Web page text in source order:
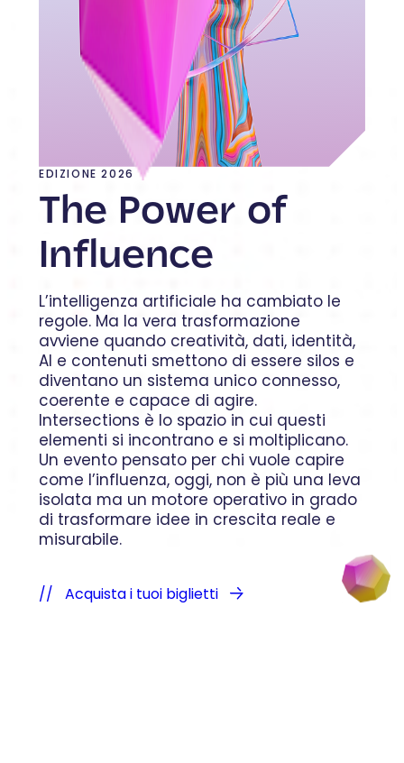
EDIZIONE 2026
The Power of
Influence
L’intelligenza artificiale ha cambiato le
regole. Ma la vera trasformazione
avviene quando creatività, dati, identità,
AI e contenuti smettono di essere silos e
diventano un sistema unico connesso,
coerente e capace di agire.
Intersections è lo spazio in cui questi
elementi si incontrano e si moltiplicano.
Un evento pensato per chi vuole capire
come l’influenza, oggi, non è più una leva
isolata ma un motore operativo in grado
di trasformare idee in crescita reale e
misurabile.
Acquista i tuoi biglietti